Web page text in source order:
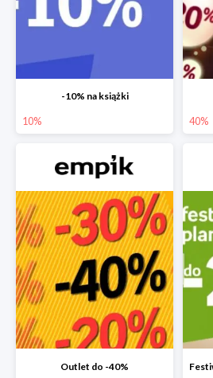
-10% na książki
10% 40%
Outlet do -40%